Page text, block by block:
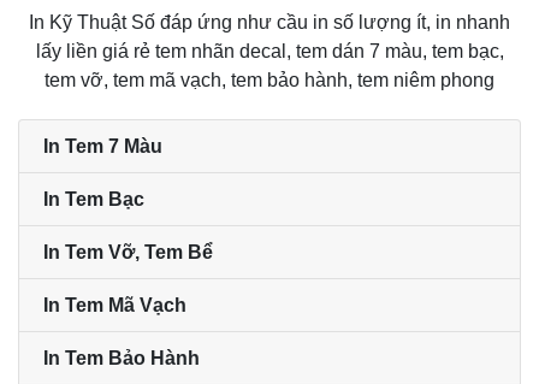
In Kỹ Thuật Số đáp ứng như cầu in số lượng ít, in nhanh
lấy liền giá rẻ tem nhãn decal, tem dán 7 màu, tem bạc,
tem vỡ, tem mã vạch, tem bảo hành, tem niêm phong
In Tem 7 Màu
In Tem Bạc
In Tem Vỡ, Tem Bể
In Tem Mã Vạch
In Tem Bảo Hành